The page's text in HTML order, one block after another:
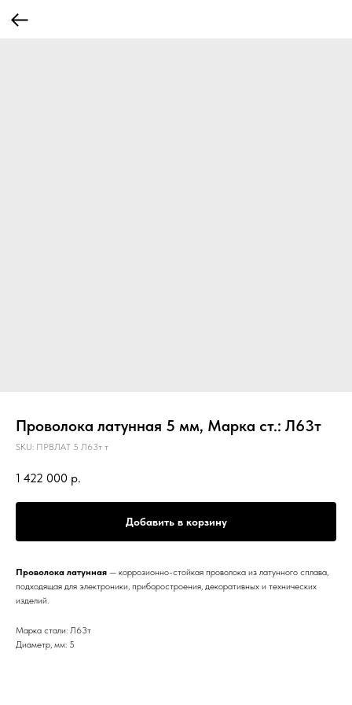
Проволока латунная 5 мм, Марка ст.: Л63т
SKU: ПРВЛАТ 5 Л63т т
1 422 000 р.
Добавить в корзину
Проволока латунная — коррозионно-стойкая проволока из латунного сплава,
подходящая для электроники, приборостроения, декоративных и технических
изделий.
Марка стали: Л63т
Диаметр, мм: 5